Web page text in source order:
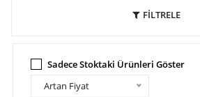
FİLTRELE
Sadece Stoktaki Ürünleri Göster
Artan Fiyat